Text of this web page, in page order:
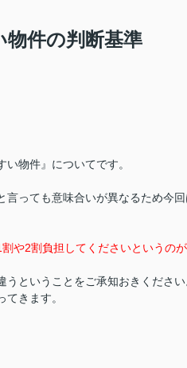
件の判断基準
物件』についてです。
言っても意味合いが異なるため今
や2割負担してくださいというの
うということをご承知おきください
きます。